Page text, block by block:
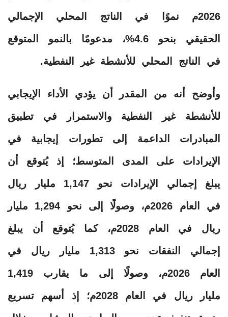
2026م نموًا في الناتج المحلي الإجمالي
الحقيقي بنحو 4.6%، مدعومًا بالنمو المتوقع
في الناتج المحلي للأنشطة غير النفطية.
وأوضح أنه من المقدر أن يؤدي الأداء الإيجابي
للأنشطة غير النفطية والاستمرار في تطبيق
المبادرات الداعمة إلى تطورات إيجابية في
الإيرادات على المدى المتوسط؛ إذ يُتوقع أن
يبلغ إجمالي الإيرادات نحو 1,147 مليار ريال
في العام 2026م، وصولًا إلى نحو 1,294 مليار
ريال في العام 2028م، كما يُتوقع أن يبلغ
إجمالي النفقات نحو 1,313 مليار ريال في
العام 2026م، وصولًا إلى ما يقارب 1,419
مليار ريال في العام 2028م؛ إذ أسهم تسريع